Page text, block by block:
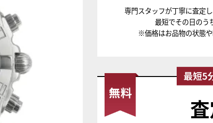
専門スタッフが丁寧に査定
最短でその日のう
※価格はお品物の状態や